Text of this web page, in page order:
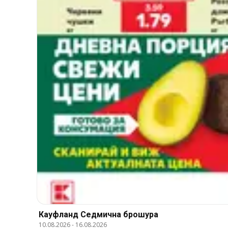
Кауфланд Cедмична брошура
10.08.2026- 16.08.2026